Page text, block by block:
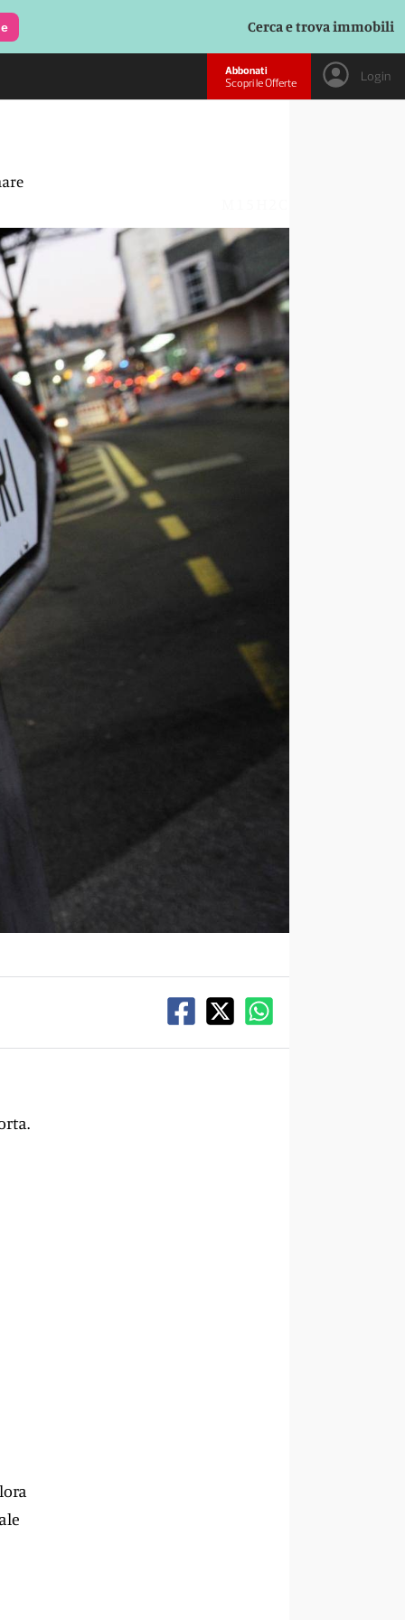
Cerca e trova immobili
Abbonati
Scopri le Offerte
Login